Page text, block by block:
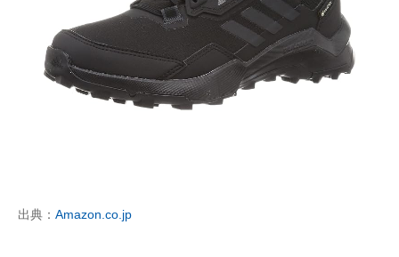
出典： Amazon.co.jp